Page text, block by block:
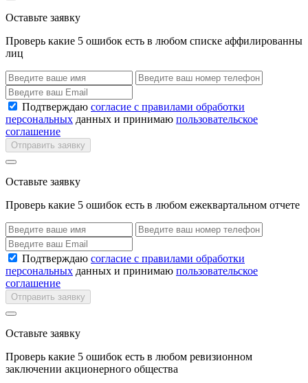
Оставьте заявку
Проверь какие 5 ошибок есть в любом списке аффилированны
лиц
Подтверждаю согласие с правилами обработки
персональных данных и принимаю пользовательское
соглашение
Отправить заявку
Оставьте заявку
Проверь какие 5 ошибок есть в любом ежеквартальном отчете
Подтверждаю согласие с правилами обработки
персональных данных и принимаю пользовательское
соглашение
Отправить заявку
Оставьте заявку
Проверь какие 5 ошибок есть в любом ревизионном
заключении акционерного общества